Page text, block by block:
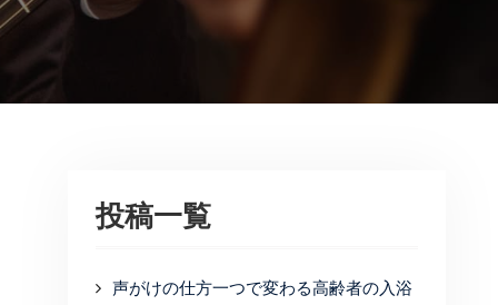
投稿一覧
声がけの仕方一つで変わる高齢者の入浴